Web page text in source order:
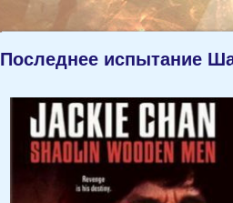
Последнее испытание